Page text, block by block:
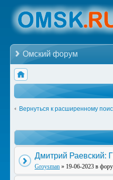
Омский форум
Вернуться к расширенному
Дмитрий Раевский:
Groysman » 19-06-2023 в